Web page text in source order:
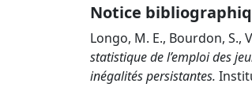
Notice
Longo, M. E., Bourdon, S.,
statistique de l’emploi des
inégalités persistantes.